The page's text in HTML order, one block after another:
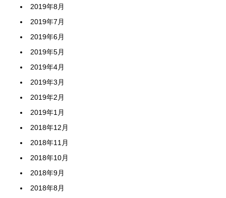
2019年8月
2019年7月
2019年6月
2019年5月
2019年4月
2019年3月
2019年2月
2019年1月
2018年12月
2018年11月
2018年10月
2018年9月
2018年8月